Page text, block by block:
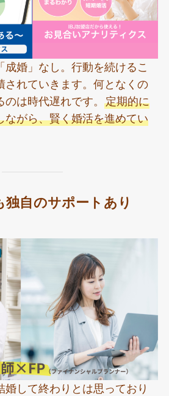
成婚」なし。行動を続けるこ
されていきます。何となくの
は時代遅れです。 定期的に
ながら、賢く婚活を進めてい
独自のサポートあり
婚して終わりとは思っており